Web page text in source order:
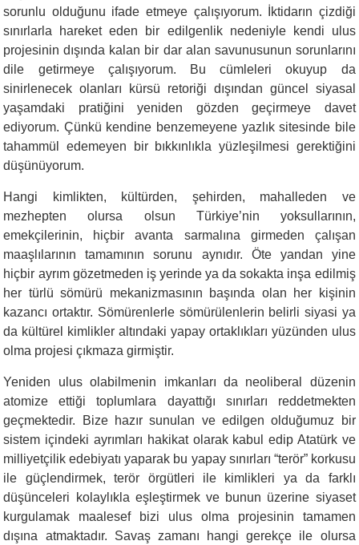
sorunlu olduğunu ifade etmeye çalışıyorum. İktidarın çizdiği
sınırlarla hareket eden bir edilgenlik nedeniyle kendi ulus
projesinin dışında kalan bir dar alan savunusunun sorunlarını
dile getirmeye çalışıyorum. Bu cümleleri okuyup da
sinirlenecek olanları kürsü retoriği dışından güncel siyasal
yaşamdaki pratiğini yeniden gözden geçirmeye davet
ediyorum. Çünkü kendine benzemeyene yazlık sitesinde bile
tahammül edemeyen bir bıkkınlıkla yüzleşilmesi gerektiğini
düşünüyorum.
Hangi kimlikten, kültürden, şehirden, mahalleden ve
mezhepten olursa olsun Türkiye’nin yoksullarının,
emekçilerinin, hiçbir avanta sarmalına girmeden çalışan
maaşlılarının tamamının sorunu aynıdır. Öte yandan yine
hiçbir ayrım gözetmeden iş yerinde ya da sokakta inşa edilmiş
her türlü sömürü mekanizmasının başında olan her kişinin
kazancı ortaktır. Sömürenlerle sömürülenlerin belirli siyasi ya
da kültürel kimlikler altındaki yapay ortaklıkları yüzünden ulus
olma projesi çıkmaza girmiştir.
Yeniden ulus olabilmenin imkanları da neoliberal düzenin
atomize ettiği toplumlara dayattığı sınırları reddetmekten
geçmektedir. Bize hazır sunulan ve edilgen olduğumuz bir
sistem içindeki ayrımları hakikat olarak kabul edip Atatürk ve
milliyetçilik edebiyatı yaparak bu yapay sınırları “terör” korkusu
ile güçlendirmek, terör örgütleri ile kimlikleri ya da farklı
düşünceleri kolaylıkla eşleştirmek ve bunun üzerine siyaset
kurgulamak maalesef bizi ulus olma projesinin tamamen
dışına atmaktadır. Savaş zamanı hangi gerekçe ile olursa